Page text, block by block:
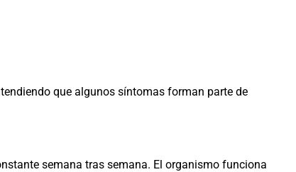
que algunos síntomas forman parte de
semana tras semana. El organismo funciona